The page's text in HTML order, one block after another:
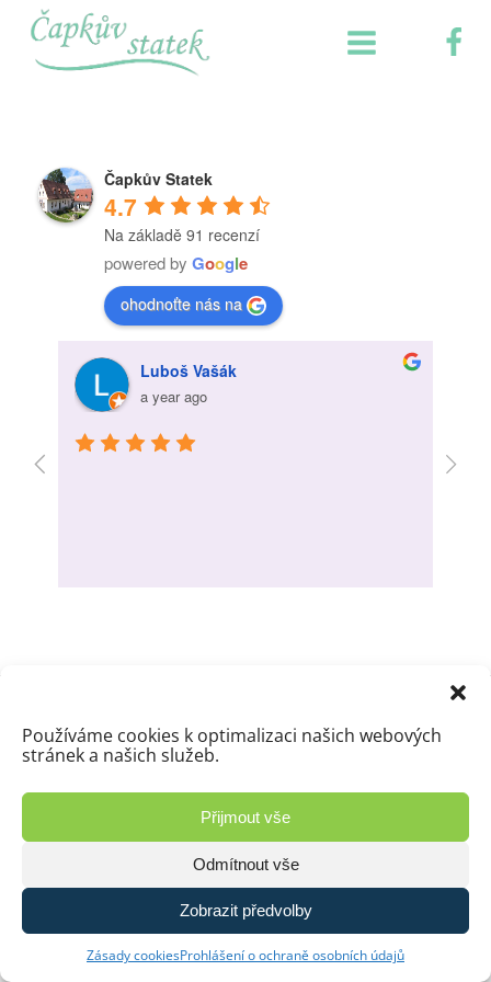
Používáme cookies k optimalizaci našich webových
stránek a našich služeb.
Přijmout vše
Odmítnout vše
Zobrazit předvolby
Zásady cookiesProhlášení o ochraně osobních údajů
Čapkův Statek
4.7
Na základě 91 recenzí
powered by Google
ohodnoťte nás na
Luboš Vašák
a year ago
Zásady ochrany osobních údajů